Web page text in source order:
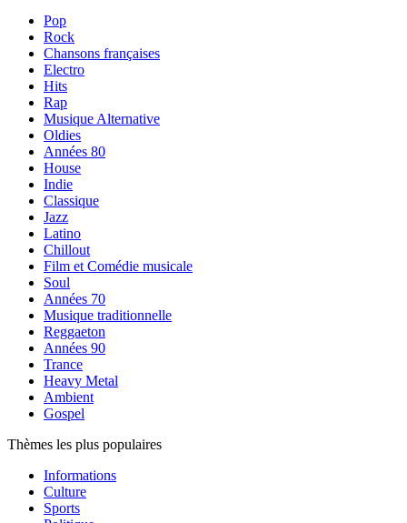
Pop
Rock
Chansons françaises
Electro
Hits
Rap
Musique Alternative
Oldies
Années 80
House
Indie
Classique
Jazz
Latino
Chillout
Film et Comédie musicale
Soul
Années 70
Musique traditionnelle
Reggaeton
Années 90
Trance
Heavy Metal
Ambient
Gospel
Thèmes les plus populaires
Informations
Culture
Sports